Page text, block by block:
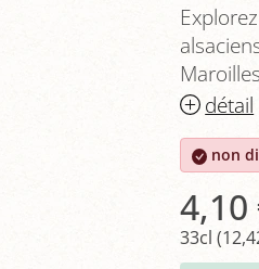
détail
non
4,10
33cl